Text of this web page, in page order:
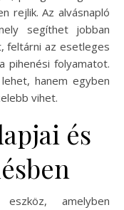
rejlik. Az alvásnapló
segíthet jobban
feltárni az esetleges
pihenési folyamatot.
hanem egyben
vihet.
és
amelyben